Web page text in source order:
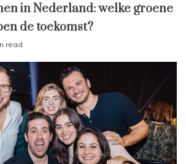
in Nederland: welke groene
de toekomst?
read